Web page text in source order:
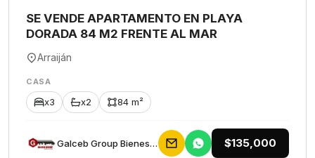
SE VENDE APARTAMENTO EN PLAYA
DORADA 84 M2 FRENTE AL MAR
Arraiján
CASA
x3 x2 84 m²
Galceb Group Bienes Raices $135,000